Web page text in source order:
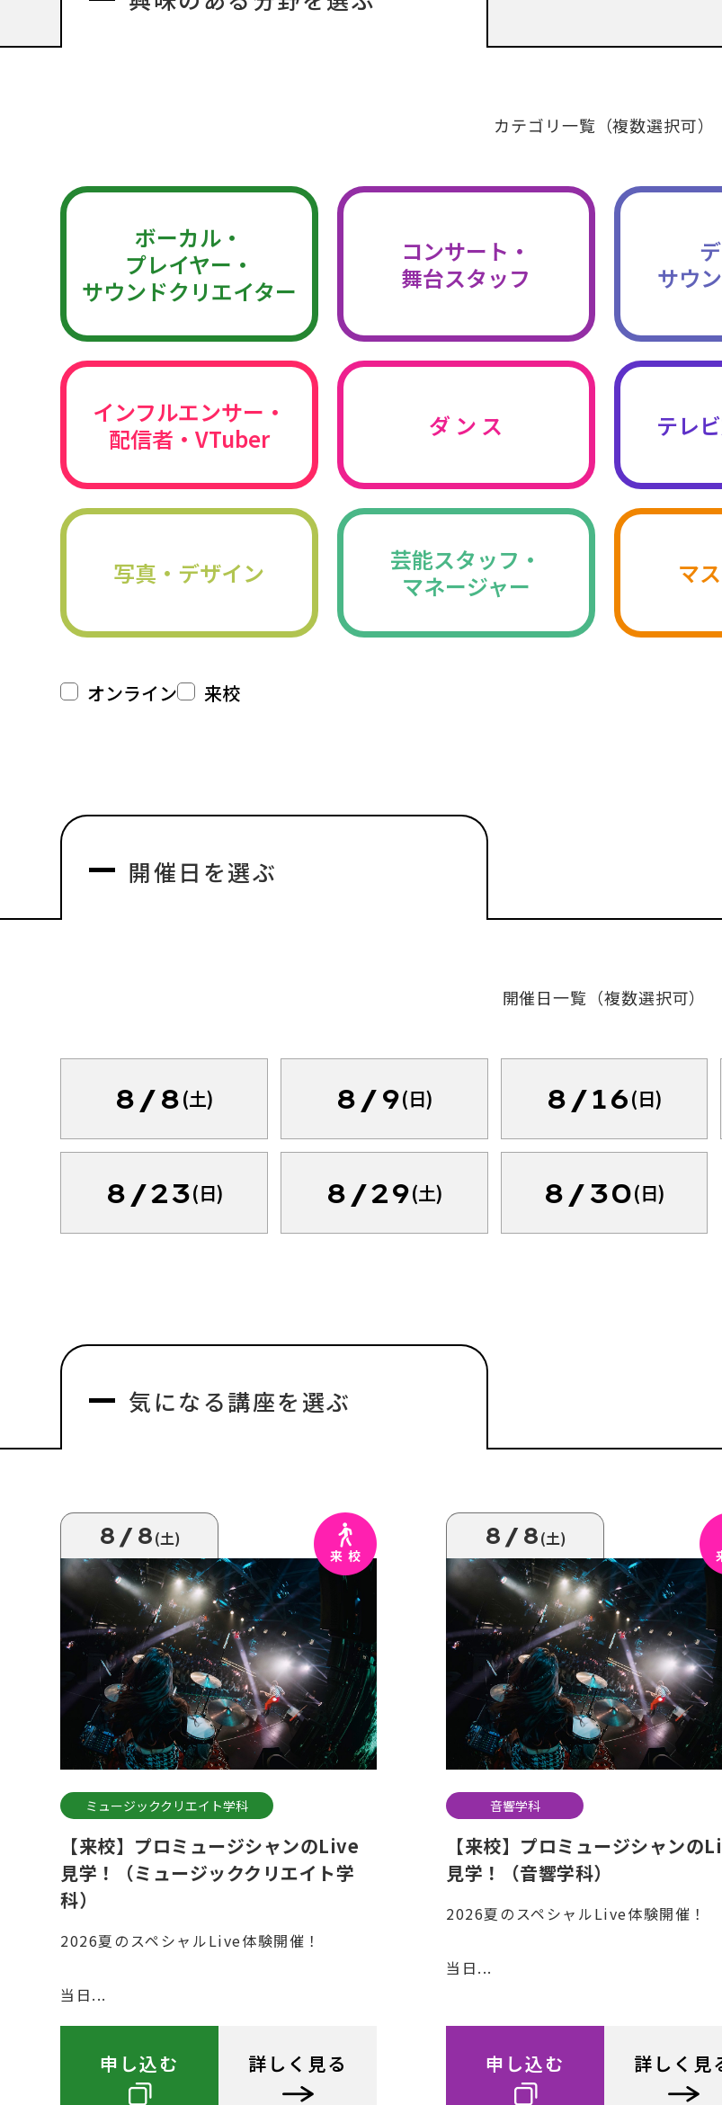
カテゴリ一覧（複数選択可）
ボーカル・
プレイヤー・
サウンドクリエイター
コンサート・
舞台スタッフ
サウ
インフルエンサー・
配信者・VTuber
ダ ン ス テレ
写真・デザイン
芸能スタッフ・
マネージャー
マ
オンライン 来校
開催日を選ぶ
開催日一覧（複数選択可）
8/8(土) 8/9(日) 8/16(日)
8/23(日) 8/29(土) 8/30(日)
気になる講座を選ぶ
8/8(土)
ミュージッククリエイト学科
【来校】プロミュージシャンのLive
見学！（ミュージッククリエイト学
科）
2026夏のスペシャルLive体験開催！
当日...
申し込む 詳しく見る
8/8(土)
音響学科
【来校】プロミュージシャンの
見学！（音響学科）
2026夏のスペシャルLive体験開催！
当日...
申し込む 詳しく見